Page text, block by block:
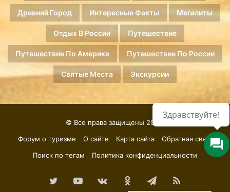
Древний Город Интересные Факты Мегалиты
Отдых В России Путешествие
Путешествие По Америке Путешествие По России
Святые Места Экскурсии
© Все права защищены 2026.
Форум о туризме
О сайте Карта сайта
Обратная связь
Поиск по тегам
Политика конфиденциальности
TwitterYouTubevk.comОдноклассники
Telegram
RSS
Здравствуйте!